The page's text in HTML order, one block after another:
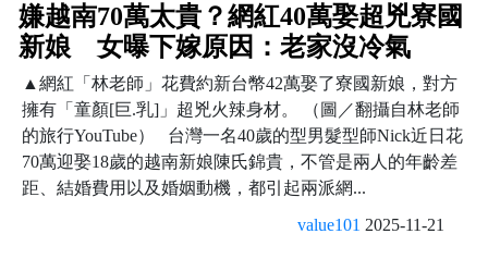
嫌越南70萬太貴？網紅40萬娶超兇寮國
新娘 女曝下嫁原因：老家沒冷氣
▲網紅「林老師」花費約新台幣42萬娶了寮國新娘，對方
擁有「童顏[巨.乳]」超兇火辣身材。 （圖／翻攝自林老師
的旅行YouTube） 台灣一名40歲的型男髮型師Nick近日花
70萬迎娶18歲的越南新娘陳氏錦貴，不管是兩人的年齡差
距、結婚費用以及婚姻動機，都引起兩派網...
value101 2025-11-21